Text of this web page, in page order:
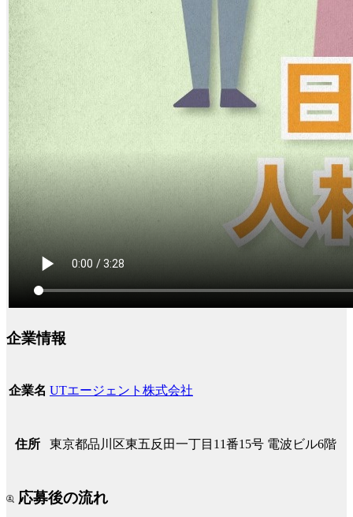
企業情報
企業名 UTエージェント株式会社
住所 東京都品川区東五反田一丁目11番15号 電波ビル6階
応募後の流れ